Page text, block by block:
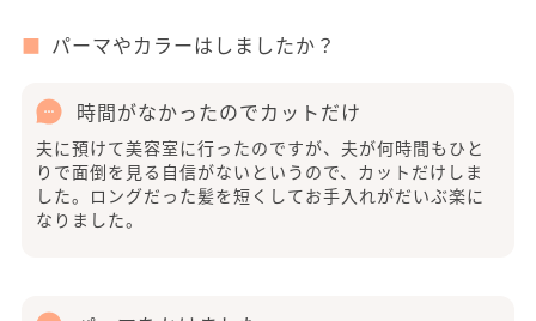
パーマやカラーはしましたか？
時間がなかったのでカットだけ
夫に預けて美容室に行ったのですが、夫が何時間もひと
りで面倒を見る自信がないというので、カットだけしま
した。ロングだった髪を短くしてお手入れがだいぶ楽に
なりました。